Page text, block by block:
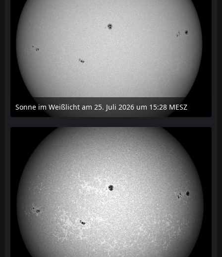
Sonne im Weißlicht am 25. Juli 2026 um 15:28 MESZ
27. Juli 2026 um 21:15